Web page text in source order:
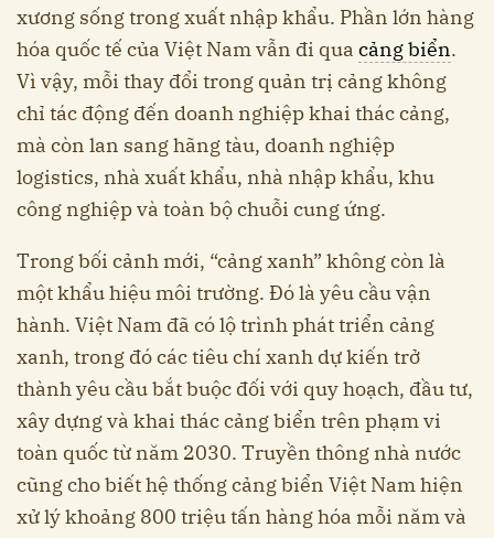
xương sống trong xuất nhập khẩu. Phần lớn hàng
hóa quốc tế của Việt Nam vẫn đi qua cảng biển.
Vì vậy, mỗi thay đổi trong quản trị cảng không
chỉ tác động đến doanh nghiệp khai thác cảng,
mà còn lan sang hãng tàu, doanh nghiệp
logistics, nhà xuất khẩu, nhà nhập khẩu, khu
công nghiệp và toàn bộ chuỗi cung ứng.
Trong bối cảnh mới, “cảng xanh” không còn là
một khẩu hiệu môi trường. Đó là yêu cầu vận
hành. Việt Nam đã có lộ trình phát triển cảng
xanh, trong đó các tiêu chí xanh dự kiến trở
thành yêu cầu bắt buộc đối với quy hoạch, đầu tư,
xây dựng và khai thác cảng biển trên phạm vi
toàn quốc từ năm 2030. Truyền thông nhà nước
cũng cho biết hệ thống cảng biển Việt Nam hiện
xử lý khoảng 800 triệu tấn hàng hóa mỗi năm và